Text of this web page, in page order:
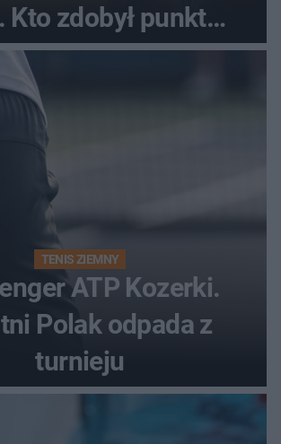
Kto zdobył punkt
bonusowy?
TENIS ZIEMNY
ATP Kozerki.
Polak odpada z
turnieju